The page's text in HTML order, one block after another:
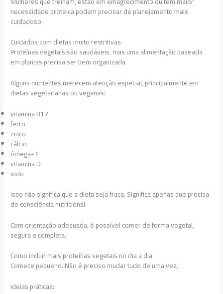
necessidade proteica podem precisar de planejamento mais
cuidadoso.
Cuidados com dietas muito restritivas
Proteínas vegetais são saudáveis, mas uma alimentação baseada
em plantas precisa ser bem organizada.
Alguns nutrientes merecem atenção especial, principalmente em
dietas vegetarianas ou veganas:
vitamina B12
ferro
zinco
cálcio
ômega-3
vitamina D
iodo
Isso não significa que a dieta seja fraca. Significa apenas que precisa
de consciência nutricional.
Com orientação adequada, é possível comer de forma vegetal,
segura e completa.
Como incluir mais proteínas vegetais no dia a dia
Comece pequeno. Não é preciso mudar tudo de uma vez.
Ideias práticas: